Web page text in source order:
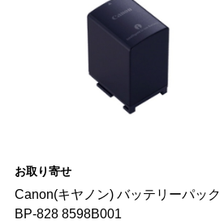
お取り寄せ
Canon(キヤノン) バッテリーパック
BP-828 8598B001